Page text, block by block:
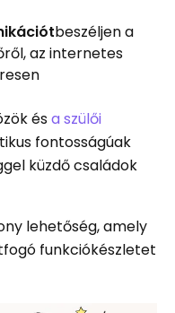
beszéljen a
az internetes
ésa szülői
fontosságúak
küzdő családok
lehetőség, amely
funkciókészletet